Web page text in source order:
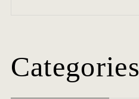
Categories